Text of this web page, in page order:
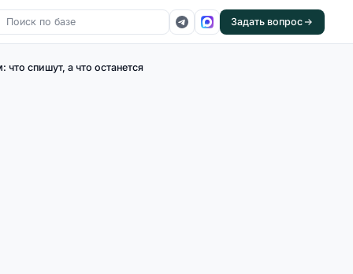
Задать вопрос
что спишут, а что останется